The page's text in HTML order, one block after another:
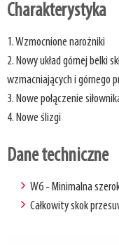
Charakterystyka
1. Wzmocnione narożniki
2. Nowy układ górnej belki
wzmacniających i górnego
3. Nowe połączenie
4. Nowe ślizgi
Dane techniczne
W6 - Minimalna
Całkowity skok